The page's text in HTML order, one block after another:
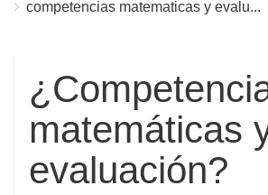
competencias matematicas y evalu...
matemáticas
evaluación?